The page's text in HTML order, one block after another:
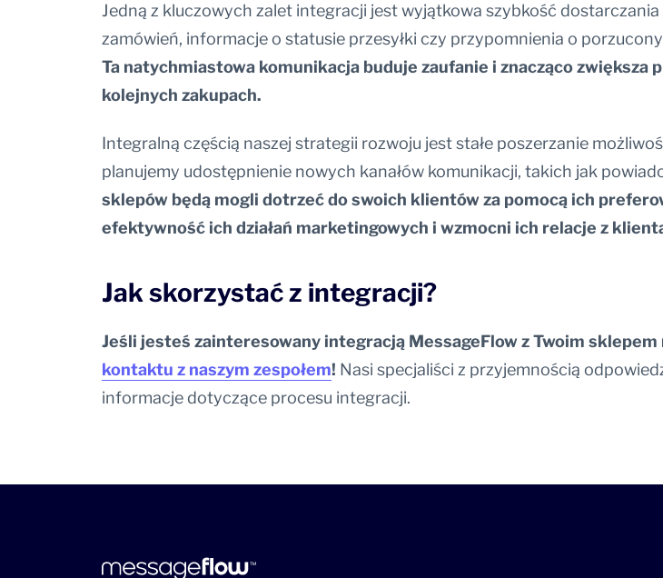
Jedną z kluczowych zalet integracji jest wyjątkowa szybkość
zamówień, informacje o statusie przesyłki czy przypomnienia o
Ta natychmiastowa komunikacja buduje zaufanie i znacząco
kolejnych zakupach.
Integralną częścią naszej strategii rozwoju jest stałe poszerzanie
planujemy udostępnienie nowych kanałów komunikacji, takich jak
sklepów będą mogli dotrzeć do swoich klientów za pomocą ich
efektywność ich działań marketingowych i wzmocni ich relacje z
Jak skorzystać z integracji?
Jeśli jesteś zainteresowany integracją MessageFlow z Twoim
kontaktu z naszym zespołem! Nasi specjaliści z przyjemnością
informacje dotyczące procesu integracji.